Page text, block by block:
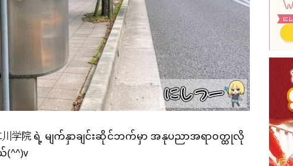
川学院 ရဲ့ မျက်နှာချင်းဆိုင်ဘက်မှာ အနုပညာအရာဝတ္ထုလို